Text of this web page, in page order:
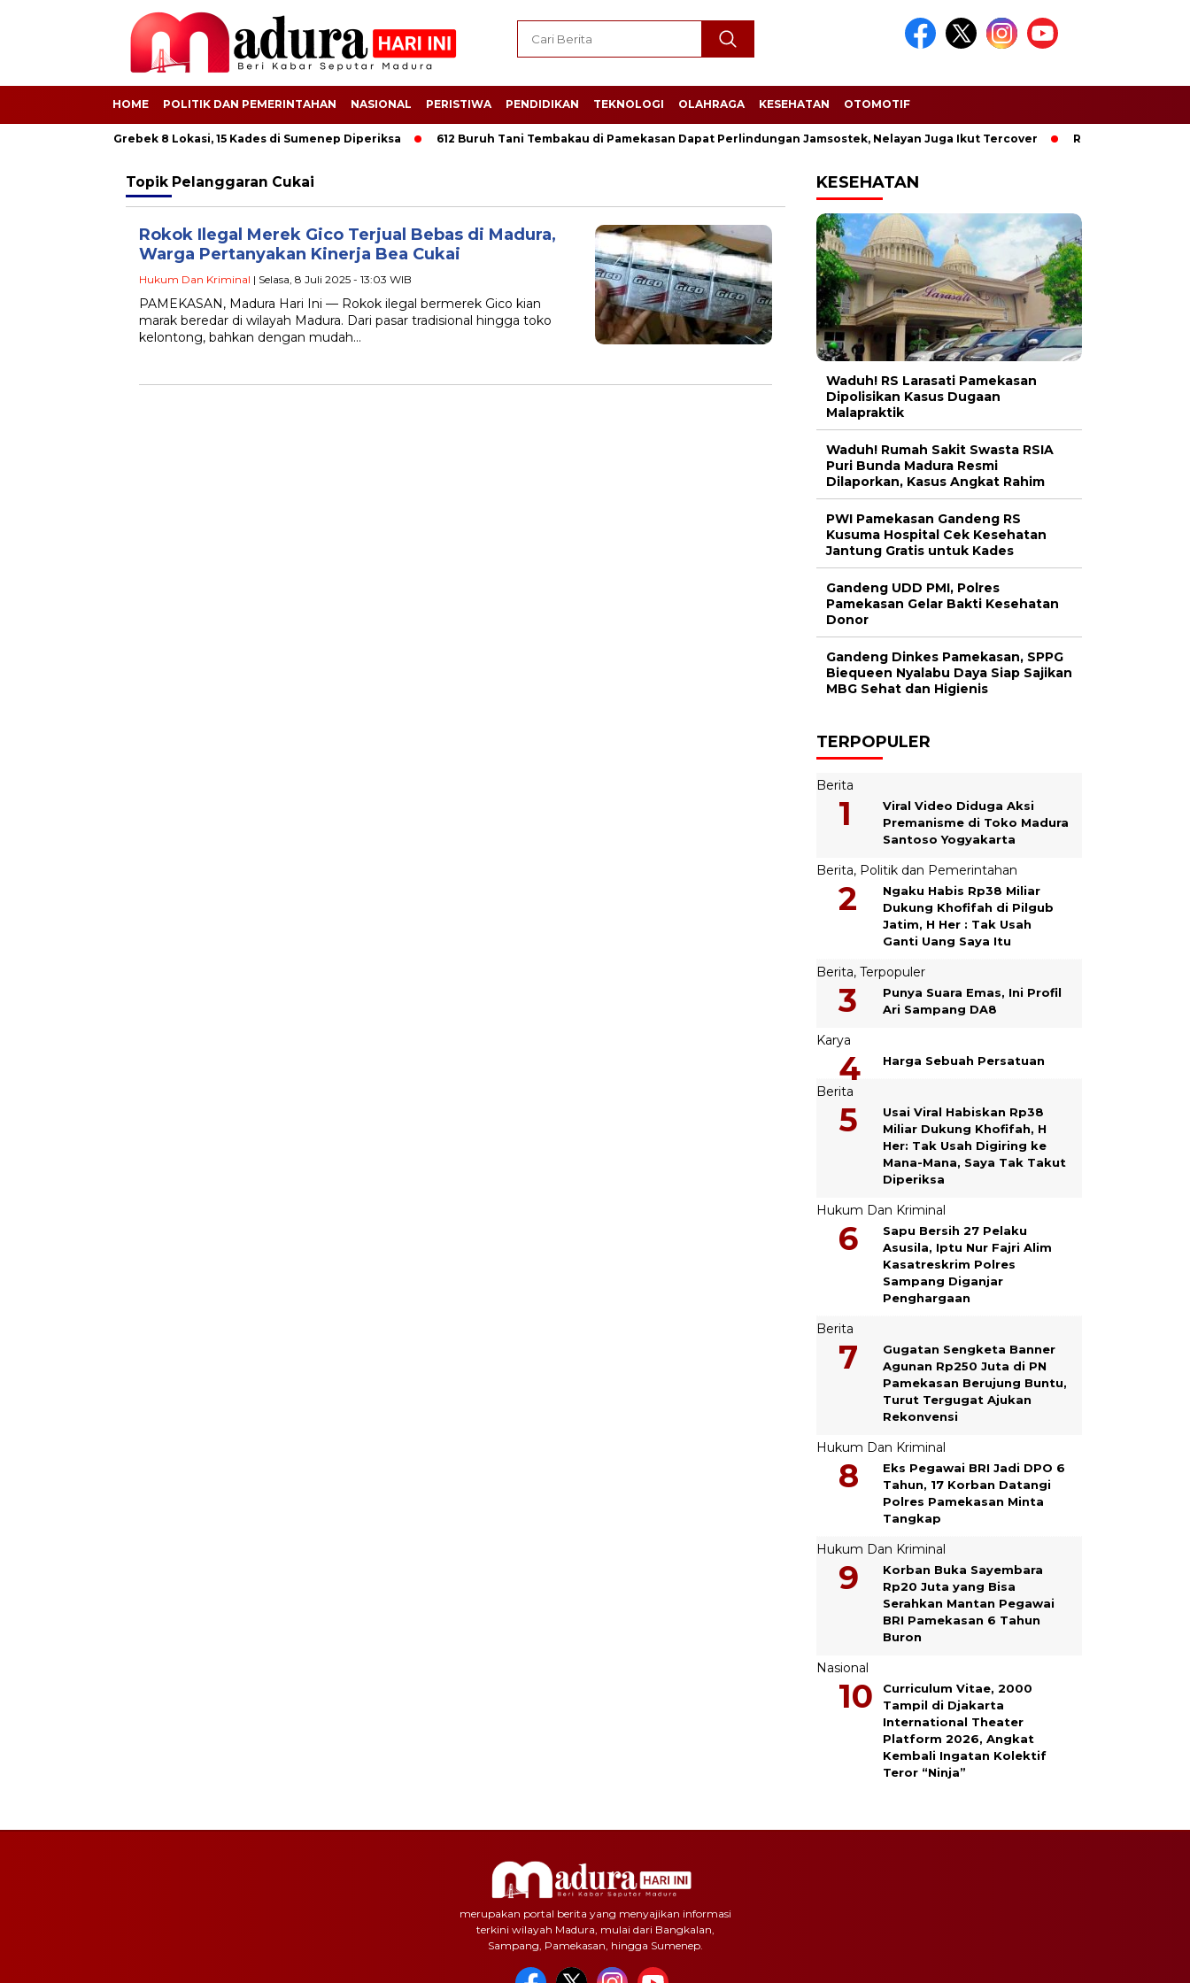
HOME POLITIK DAN PEMERINTAHAN NASIONAL PERISTIWA PENDIDIKAN TEKNOLOGI OLAHRAGA KESEHATAN OTOMOTIF
BSPS! Kejati Grebek 8 Lokasi, 15 Kades di Sumenep Diperiksa 612 Buruh Tani Tembakau di Pamekasan Dapat Perlindungan Jamsostek, Nelayan Juga Ikut Tercover Rokok Ilegal Marak di
Topik Pelanggaran Cukai
Rokok Ilegal Merek Gico Terjual Bebas di Madura,
Warga Pertanyakan Kinerja Bea Cukai
Hukum Dan Kriminal | Selasa, 8 Juli 2025 - 13:03 WIB
PAMEKASAN, Madura Hari Ini — Rokok ilegal bermerek Gico kian
marak beredar di wilayah Madura. Dari pasar tradisional hingga toko
kelontong, bahkan dengan mudah…
KESEHATAN
Waduh! RS Larasati Pamekasan
Dipolisikan Kasus Dugaan
Malapraktik
Waduh! Rumah Sakit Swasta RSIA
Puri Bunda Madura Resmi
Dilaporkan, Kasus Angkat Rahim
PWI Pamekasan Gandeng RS
Kusuma Hospital Cek Kesehatan
Jantung Gratis untuk Kades
Gandeng UDD PMI, Polres
Pamekasan Gelar Bakti Kesehatan
Donor
Gandeng Dinkes Pamekasan, SPPG
Biequeen Nyalabu Daya Siap Sajikan
MBG Sehat dan Higienis
TERPOPULER
Berita
Viral Video Diduga Aksi
Premanisme di Toko Madura
Santoso Yogyakarta
Berita, Politik dan Pemerintahan
Ngaku Habis Rp38 Miliar
Dukung Khofifah di Pilgub
Jatim, H Her : Tak Usah
Ganti Uang Saya Itu
Berita, Terpopuler
Punya Suara Emas, Ini Profil
Ari Sampang DA8
Karya
Harga Sebuah Persatuan
Berita
Usai Viral Habiskan Rp38
Miliar Dukung Khofifah, H
Her: Tak Usah Digiring ke
Mana-Mana, Saya Tak Takut
Diperiksa
Hukum Dan Kriminal
Sapu Bersih 27 Pelaku
Asusila, Iptu Nur Fajri Alim
Kasatreskrim Polres
Sampang Diganjar
Penghargaan
Berita
Gugatan Sengketa Banner
Agunan Rp250 Juta di PN
Pamekasan Berujung Buntu,
Turut Tergugat Ajukan
Rekonvensi
Hukum Dan Kriminal
Eks Pegawai BRI Jadi DPO 6
Tahun, 17 Korban Datangi
Polres Pamekasan Minta
Tangkap
Hukum Dan Kriminal
Korban Buka Sayembara
Rp20 Juta yang Bisa
Serahkan Mantan Pegawai
BRI Pamekasan 6 Tahun
Buron
Nasional
Curriculum Vitae, 2000
Tampil di Djakarta
International Theater
Platform 2026, Angkat
Kembali Ingatan Kolektif
Teror “Ninja”
merupakan portal berita yang menyajikan informasi
terkini wilayah Madura, mulai dari Bangkalan,
Sampang, Pamekasan, hingga Sumenep.